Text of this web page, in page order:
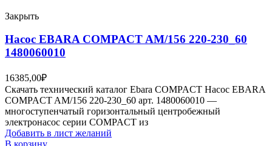
Закрыть
Насос EBARA COMPACT AM/156 220-230_60
1480060010
16385,00₽
Скачать технический каталог Ebara COMPACT Насос EBARA
COMPACT AM/156 220-230_60 арт. 1480060010 —
многоступенчатый горизонтальный центробежный
электронасос серии COMPACT из
Добавить в лист желаний
В корзину